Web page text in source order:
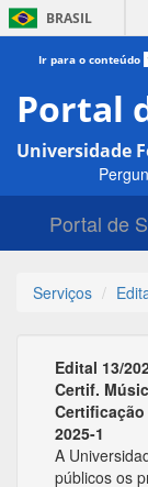
BRASIL
Ir para o conteúdo
Portal
Universidade
Portal de
Serviços
Edital 13/
Certif.
2025-1
A
públicos os